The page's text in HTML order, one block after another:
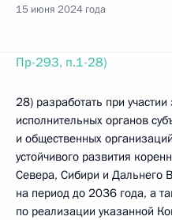
15 июня 2024 года
Пр-293, п.1-28)
28) разработать при
исполнительных органов
и общественных
устойчивого развития
Севера, Сибири и Дальнего
на период до 2036 года, а
по реализации указанной